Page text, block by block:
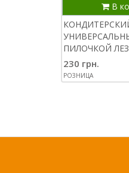
В
ПИЛОЧКОЙ
230 грн.
РОЗНИЦА